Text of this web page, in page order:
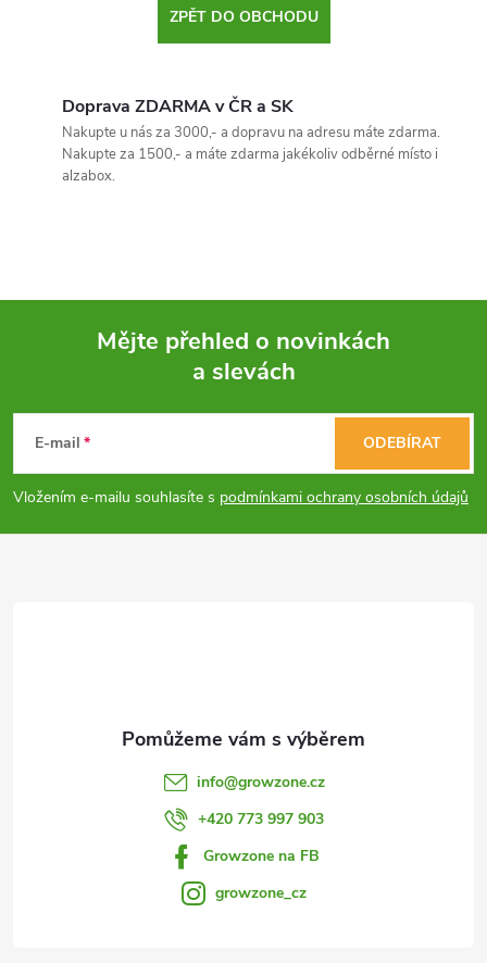
ZPĚT DO OBCHODU
Doprava ZDARMA v ČR a SK
Nakupte u nás za 3000,- a dopravu na adresu máte zdarma.
Nakupte za 1500,- a máte zdarma jakékoliv odběrné místo i
alzabox.
p
Mějte přehled o novinkách
a slevách
E-mail
Vložením e-mailu souhlasíte s podmínkami ochrany osobních údajů
ODEBÍRAT
info@growzone.cz
+420 773 997 903
Growzone na FB
growzone_cz